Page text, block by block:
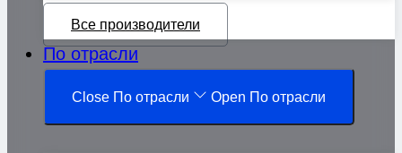
Все производители
По отрасли
Close По отрасли Open По отрасли